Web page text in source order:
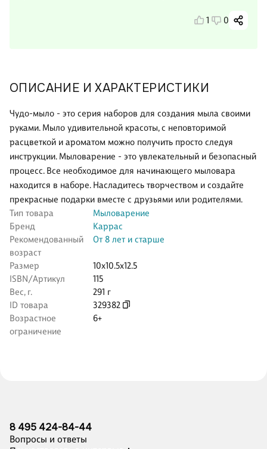
ОПИСАНИЕ И ХАРАКТЕРИСТИКИ
Чудо-мыло - это серия наборов для создания мыла своими
руками. Мыло удивительной красоты, с неповторимой
расцветкой и ароматом можно получить просто следуя
инструкции. Мыловарение - это увлекательный и безопасный
процесс. Все необходимое для начинающего мыловара
находится в наборе. Насладитесь творчеством и создайте
прекрасные подарки вместе с друзьями или родителями.
Тип товара
Мыловарение
Бренд
Каррас
Рекомендованный
возраст
От 8 лет и старше
Размер
10x10.5x12.5
ISBN/Артикул
115
Вес, г.
291 г
ID товара
329382
Возрастное
ограничение
6+
1 0
8 495 424-84-44
Вопросы и ответы